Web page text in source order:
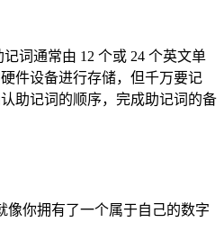
词通常由 12 个或 24 个英文单
件设备进行存储，但千万要记
助记词的顺序，完成助记词的备
像你拥有了一个属于自己的数字